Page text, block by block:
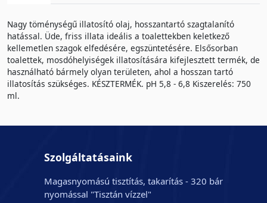
Nagy töménységű illatosító olaj, hosszantartó szagtalanító
hatással. Üde, friss illata ideális a toalettekben keletkező
kellemetlen szagok elfedésére, egszüntetésére. Elsősorban
toalettek, mosdóhelyiségek illatosítására kifejlesztett termék, de
használható bármely olyan területen, ahol a hosszan tartó
illatosítás szükséges. KÉSZTERMÉK. pH 5,8 - 6,8 Kiszerelés: 750
ml.
Szolgáltatásaink
Magasnyomású tisztítás, takarítás - 320 bár
nyomással "Tisztán vízzel"